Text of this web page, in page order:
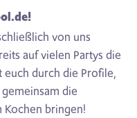
von uns
auf vielen Partys die
euch durch die Profile,
die
bringen!